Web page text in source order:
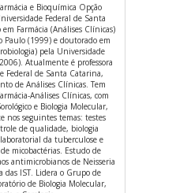
e Bioquímica Opção
Federal de Santa
Farmácia (Análises Clínicas)
Paulo (1999) e doutorado em
pela Universidade
Atualmente é professora
Federal de Santa Catarina,
de Análises Clínicas. Tem
Análises Clínicas, com
e Biologia Molecular,
seguintes temas: testes
de qualidade, biologia
da tuberculose e
micobactérias. Estudo de
antimicrobianos de Neisseria
das IST. Lidera o Grupo de
de Biologia Molecular,